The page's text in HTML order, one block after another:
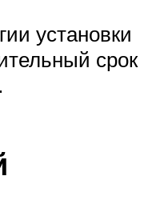
установки
срок